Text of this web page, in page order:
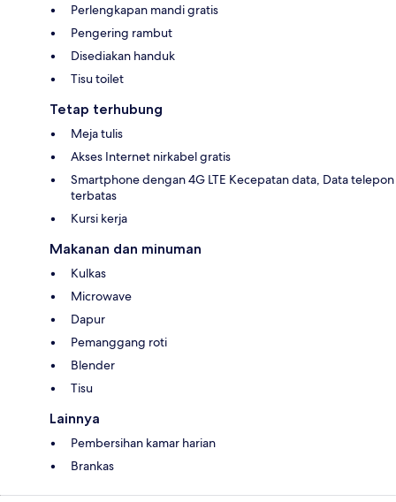
Perlengkapan mandi gratis
Pengering rambut
Disediakan handuk
Tisu toilet
Tetap terhubung
Meja tulis
Akses Internet nirkabel gratis
Smartphone dengan 4G LTE Kecepatan data, Data telepon
terbatas
Kursi kerja
Makanan dan minuman
Kulkas
Microwave
Dapur
Pemanggang roti
Blender
Tisu
Lainnya
Pembersihan kamar harian
Brankas